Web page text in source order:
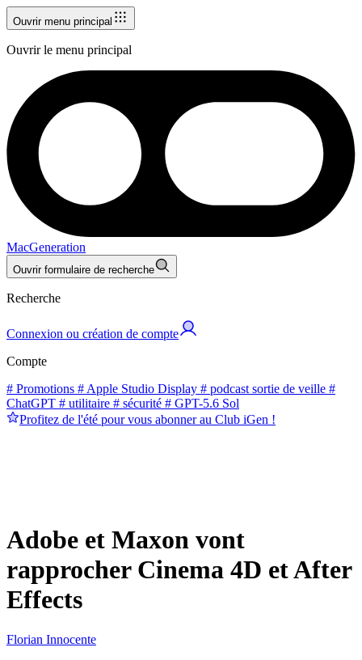
Ouvrir menu principal
Ouvrir le menu principal
MacGeneration
Ouvrir formulaire de recherche
Recherche
Connexion ou création de compte
Compte
# Promotions # Apple Studio Display # podcast sortie de veille #
ChatGPT # utilitaire # sécurité # GPT-5.6 Sol
Profitez de l'été pour vous abonner au Club iGen !
Adobe et Maxon vont
rapprocher Cinema 4D et After
Effects
Florian Innocente